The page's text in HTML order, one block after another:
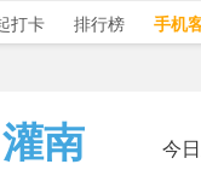
打卡 排行榜 手机
南 今